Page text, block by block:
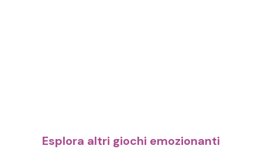
Esplora altri giochi emozionanti